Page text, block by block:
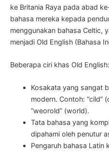
ke Britania Raya pada abad
bahasa mereka kepada
menggunakan bahasa Celtic,
menjadi Old English (Bahasa
Beberapa ciri khas Old English:
Kosakata yang sangat
modern. Contoh: “cild”
“weorold” (world).
Tata bahasa yang
dipahami oleh penutur
Pengaruh bahasa Latin